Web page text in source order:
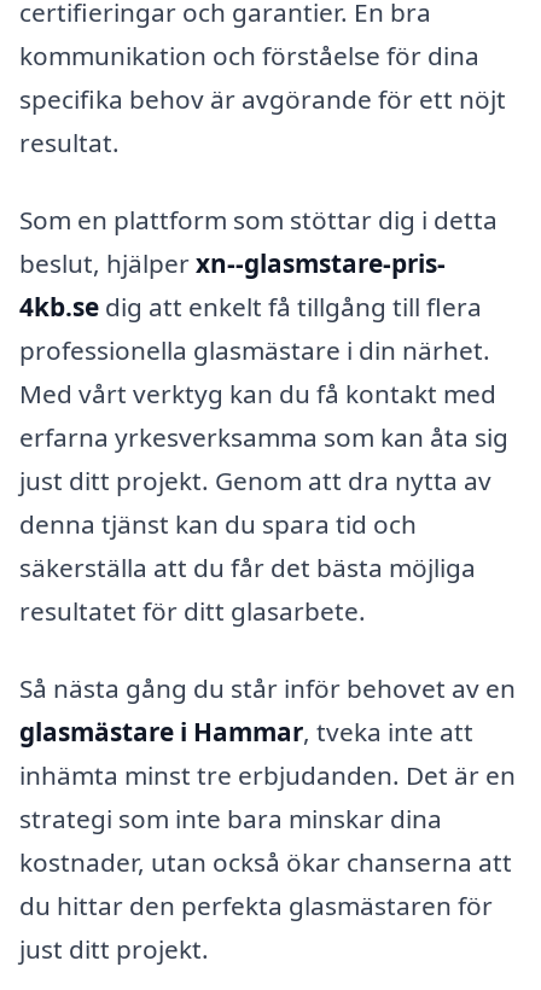
certifieringar och garantier. En bra
kommunikation och förståelse för dina
specifika behov är avgörande för ett nöjt
resultat.
Som en plattform som stöttar dig i detta
beslut, hjälperxn--glasmstare-pris-
4kb.se dig att enkelt få tillgång till flera
professionella glasmästare i din närhet.
Med vårt verktyg kan du få kontakt med
erfarna yrkesverksamma som kan åta sig
just ditt projekt. Genom att dra nytta av
denna tjänst kan du spara tid och
säkerställa att du får det bästa möjliga
resultatet för ditt glasarbete.
Så nästa gång du står inför behovet av en
glasmästare i Hammar, tveka inte att
inhämta minst tre erbjudanden. Det är en
strategi som inte bara minskar dina
kostnader, utan också ökar chanserna att
du hittar den perfekta glasmästaren för
just ditt projekt.